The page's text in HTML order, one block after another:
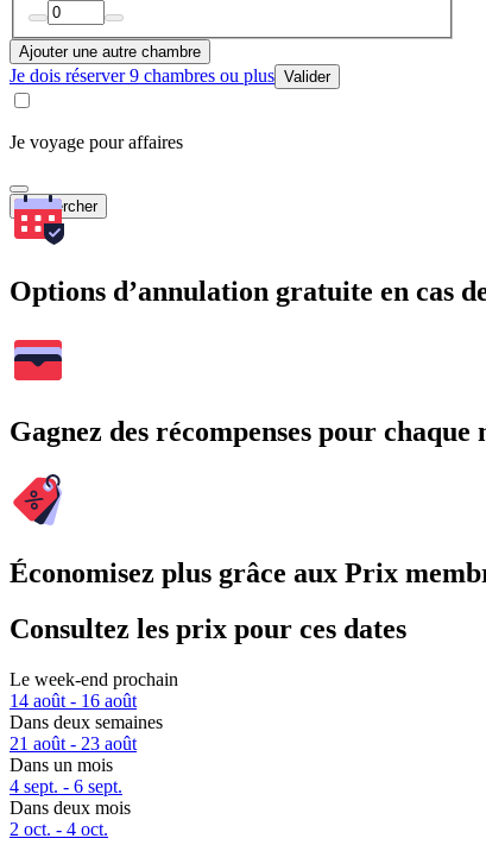
Ajouter une autre chambre
Je dois réserver 9 chambres ou plus Valider
Je voyage pour affaires
Rechercher
Options d’annulation gratuite en cas
Gagnez des récompenses pour chaque
Économisez plus grâce aux Prix
Consultez les prix pour ces dates
Le week-end prochain
14 août - 16 août
Dans deux semaines
21 août - 23 août
Dans un mois
4 sept. - 6 sept.
Dans deux mois
2 oct. - 4 oct.